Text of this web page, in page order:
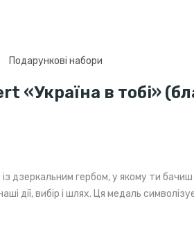
Подарункові набори
«Україна в тобі»
дзеркальним гербом, у якому ти
дії, вибір і шлях. Ця медаль